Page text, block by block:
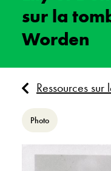
sur la
Worden
Ressources
Photo